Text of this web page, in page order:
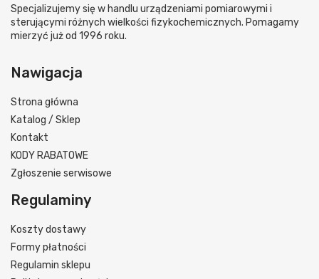
Specjalizujemy się w handlu urządzeniami pomiarowymi i
sterującymi różnych wielkości fizykochemicznych. Pomagamy
mierzyć już od 1996 roku.
Nawigacja
Strona główna
Katalog / Sklep
Kontakt
KODY RABATOWE
Zgłoszenie serwisowe
Regulaminy
Koszty dostawy
Formy płatności
Regulamin sklepu